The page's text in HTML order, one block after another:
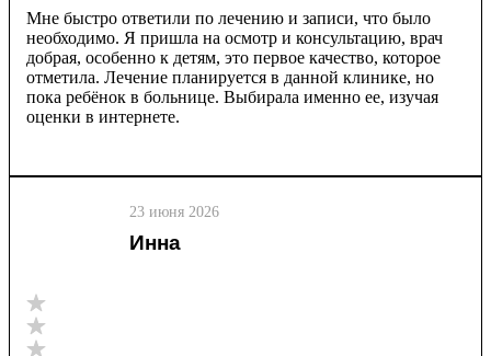
Мне быстро ответили по лечению и записи, что было
необходимо. Я пришла на осмотр и консультацию, врач
добрая, особенно к детям, это первое качество, которое
отметила. Лечение планируется в данной клинике, но
пока ребёнок в больнице. Выбирала именно ее, изучая
оценки в интернете.
23 июня 2026
Инна